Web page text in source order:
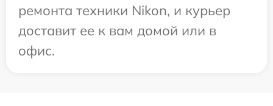
ремонта техники Nikon, и курьер
доставит ее к вам домой или в
офис.